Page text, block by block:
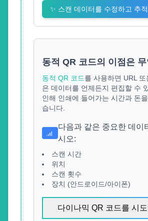
✨ 스캔 데이터를 수정하고 추
동적 QR 코드의 이점은
동적 QR 코드를 사용하면 URL
은 데이터를 언제든지 편집할 수
인해 인쇄에 들어가는 시간과 돈
습니다.
다음과 같은 중요한 데이
시오:
스캔 시간
위치
스캔 횟수
장치 (안드로이드/아이폰)
다이나믹 QR 코드를 시